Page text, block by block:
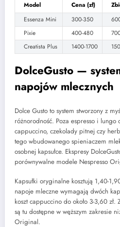
Model Cena (zł)
Essenza Mini
300-350
Pixie
400-480
Creatista Plus
1400-1700
DolceGusto —
napojów mlecznych
Dolce Gusto to system stworzony z
różnorodność. Poza espresso i lungo
cappuccino, czekolady pitnej czy
tego wbudowanego spieniaczem
osobnej kapsułce. Ekspresy
porównywalne modele Nespresso
Kapsułki oryginalne kosztują 1,40-
napoje mleczne wymagają dwóch
koszt cappuccino do około 3-3,60
są tu dostępne w węższym zakresie
Original.